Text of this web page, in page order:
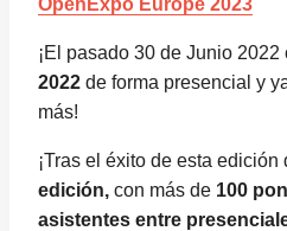
OpenExpo Europe 2023
¡El pasado 30 de Junio 2022
2022 de forma presencial y
más!
¡Tras el éxito de esta edición
edición, con más de 100
asistentes entre